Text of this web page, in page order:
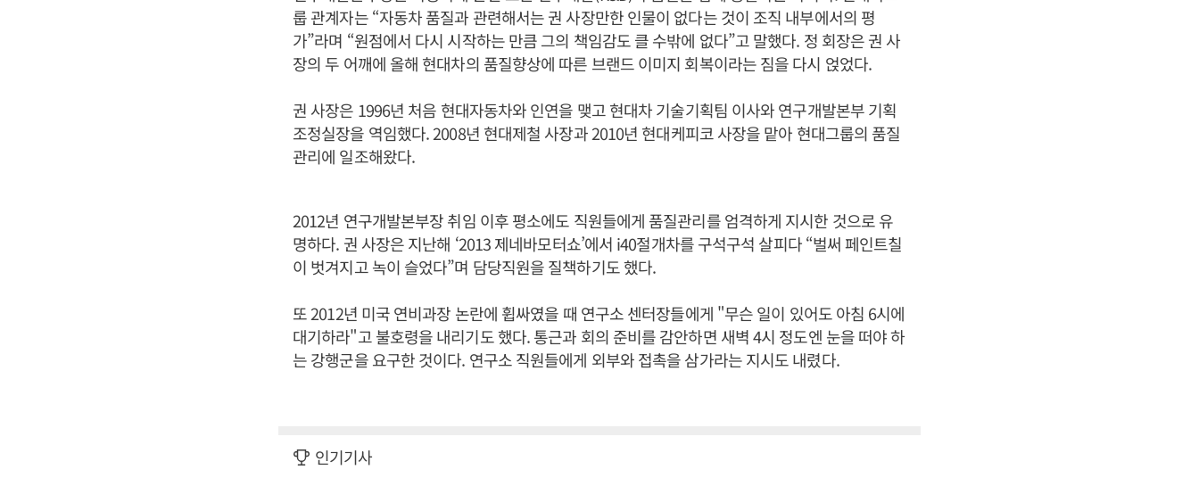
룹 관계자는 “자동차 품질과 관련해서는 권 사장만한 인물이 없다는 것이 조직 내부에서의 평
가”라며 “원점에서 다시 시작하는 만큼 그의 책임감도 클 수밖에 없다”고 말했다. 정 회장은 권 사
장의 두 어깨에 올해 현대차의 품질향상에 따른 브랜드 이미지 회복이라는 짐을 다시 얹었다.
권 사장은 1996년 처음 현대자동차와 인연을 맺고 현대차 기술기획팀 이사와 연구개발본부 기획
조정실장을 역임했다. 2008년 현대제철 사장과 2010년 현대케피코 사장을 맡아 현대그룹의 품질
관리에 일조해왔다.
2012년 연구개발본부장 취임 이후 평소에도 직원들에게 품질관리를 엄격하게 지시한 것으로 유
명하다. 권 사장은 지난해 ‘2013 제네바모터쇼’에서 i40절개차를 구석구석 살피다 “벌써 페인트칠
이 벗겨지고 녹이 슬었다”며 담당직원을 질책하기도 했다.
또 2012년 미국 연비과장 논란에 휩싸였을 때 연구소 센터장들에게 "무슨 일이 있어도 아침 6시에
대기하라"고 불호령을 내리기도 했다. 통근과 회의 준비를 감안하면 새벽 4시 정도엔 눈을 떠야 하
는 강행군을 요구한 것이다. 연구소 직원들에게 외부와 접촉을 삼가라는 지시도 내렸다.
인기기사